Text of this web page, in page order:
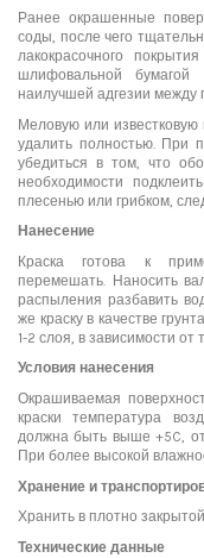
Ранее окрашенные
соды, после чего
лакокрасочного
шлифовальной бумагой
наилучшей адгезии между
Меловую или известковую
удалить полностью. При
убедиться в том, что
необходимости
плесенью или грибком,
Нанесение
Краска готова к
перемешать. Наносить
распыления разбавить
же краску в качестве
1-2 слоя, в зависимости
Условия нанесения
Окрашиваемая
краски температура
должна быть выше +5C,
При более высокой
Хранение и
Хранить в плотно
Технические данные